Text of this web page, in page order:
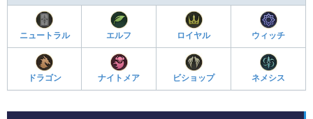
ニュートラル エルフ ロイヤル ウィッチ
ドラゴン ナイトメア ビショップ ネメシス